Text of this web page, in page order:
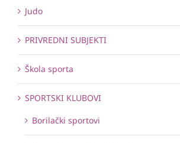
Judo
PRIVREDNI SUBJEKTI
Škola sporta
SPORTSKI KLUBOVI
Borilački sportovi